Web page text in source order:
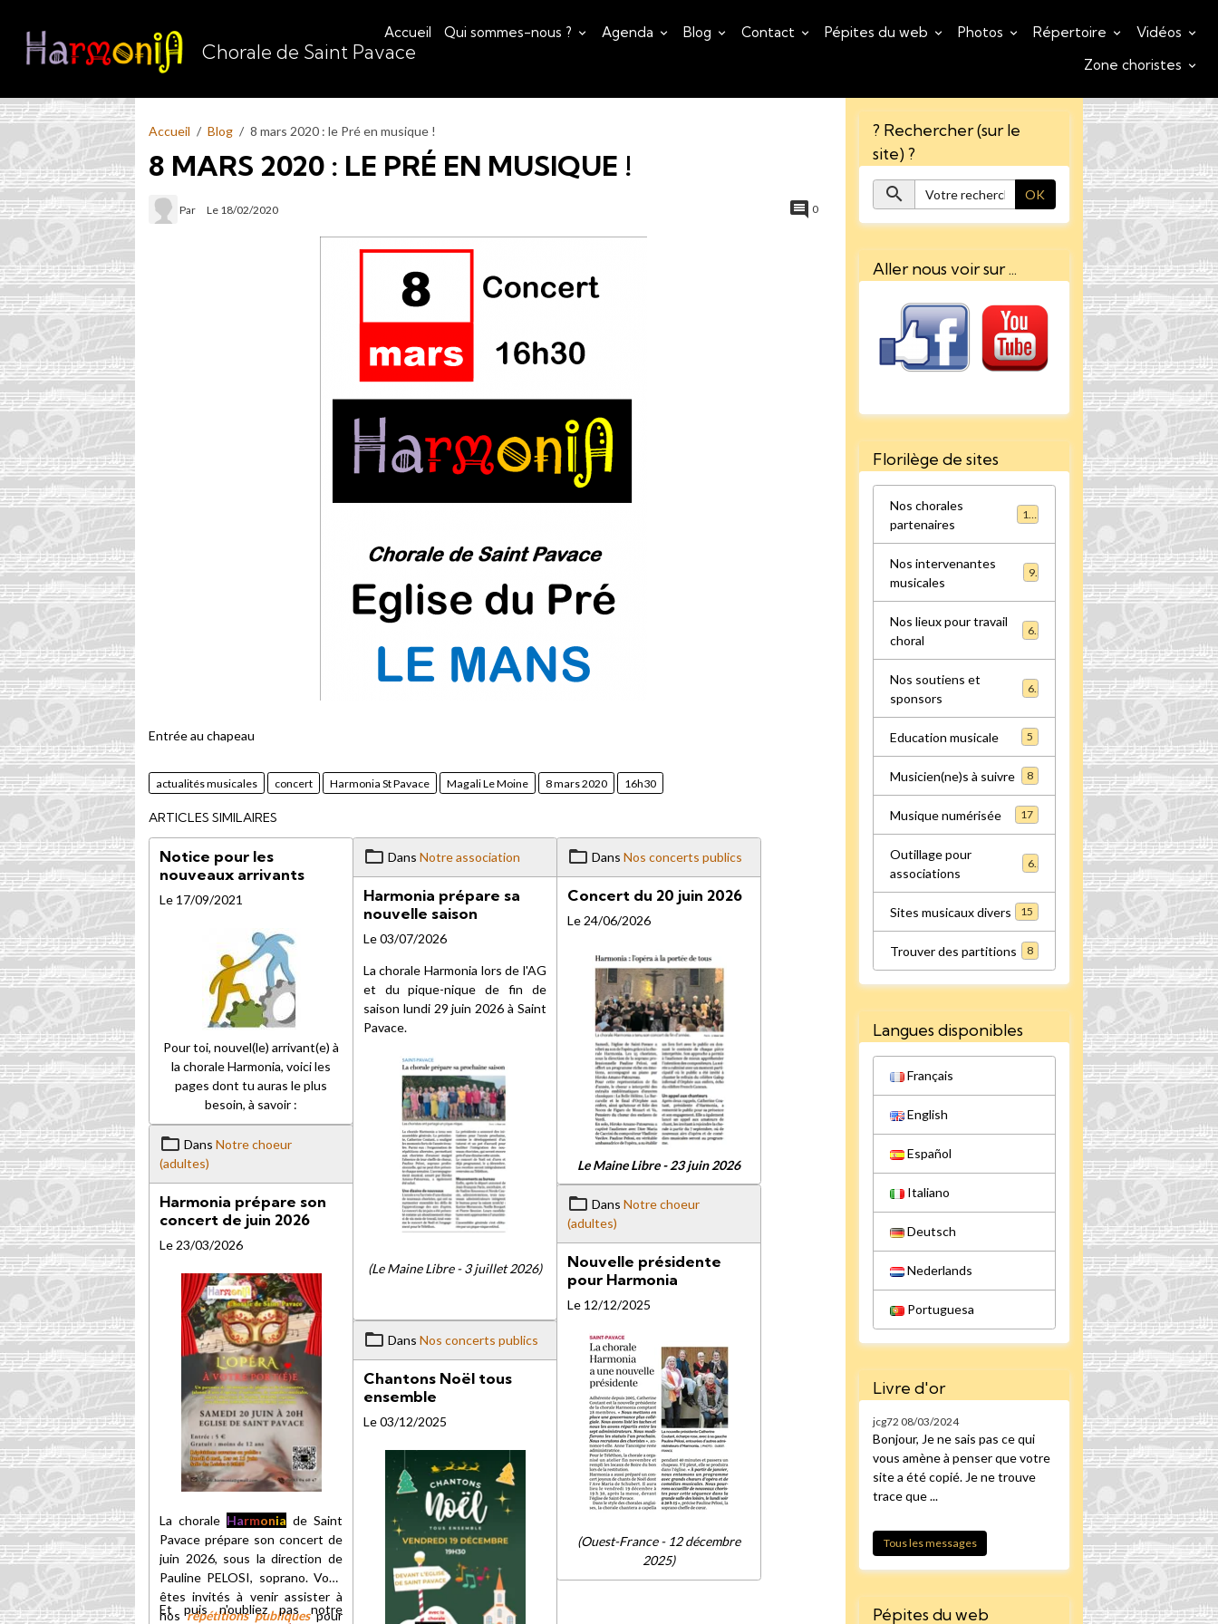
Chorale de Saint Pavace
Accueil Qui sommes-nous ? Agenda Blog Contact Pépites du web Photos Répertoire
Vidéos
Zone choristes
Accueil Blog 8 mars 2020 : le Pré en musique !
8 MARS 2020 : LE PRÉ EN MUSIQUE !
Par Le 18/02/2020 0
Entrée au chapeau
actualités musicales concert Harmonia St Pavace Magali Le Moine 8 mars 2020 16h30
ARTICLES SIMILAIRES
Notice pour les
nouveaux arrivants
Le 17/09/2021
Pour toi, nouvel(le) arrivant(e) à
la chorale Harmonia, voici les
pages dont tu auras le plus
besoin, à savoir :
Dans Notre association
Harmonia prépare sa
nouvelle saison
Le 03/07/2026
La chorale Harmonia lors de l'AG
et du pique-nique de fin de
saison lundi 29 juin 2026 à Saint
Pavace.
(Le Maine Libre - 3 juillet 2026)
Dans Nos concerts publics
Concert du 20 juin 2026
Le 24/06/2026
Le Maine Libre - 23 juin 2026
Dans Notre choeur
(adultes)
Harmonia prépare son
concert de juin 2026
Le 23/03/2026
La chorale Harmonia de Saint
Pavace prépare son concert de
juin 2026, sous la direction de
Pauline PELOSI, soprano. Vous
êtes invités à venir assister à
nosrépétitions publiquespour
Et puis n'oubliez pas notre
Dans Notre choeur
(adultes)
Nouvelle présidente
pour Harmonia
Le 12/12/2025
(Ouest-France - 12 décembre
2025)
Dans Nos concerts publics
Chantons Noël tous
ensemble
Le 03/12/2025
? Rechercher (sur le
site) ?
OK
Aller nous voir sur ...
Florilège de sites
Nos chorales
partenaires
Nos intervenantes
musicales
9
Nos lieux pour travail
choral
Nos soutiens et
sponsors
6
Education musicale 5
Musicien(ne)s à suivre 8
Musique numérisée 17
Outillage pour
associations
Sites musicaux divers 15
Trouver des partitions 8
Langues disponibles
Français
English
Español
Italiano
Deutsch
Nederlands
Portuguesa
Livre d'or
jcg72 08/03/2024
Bonjour, Je ne sais pas ce qui
vous amène à penser que votre
site a été copié. Je ne trouve
trace que ...
Tous les messages
Pépites du web